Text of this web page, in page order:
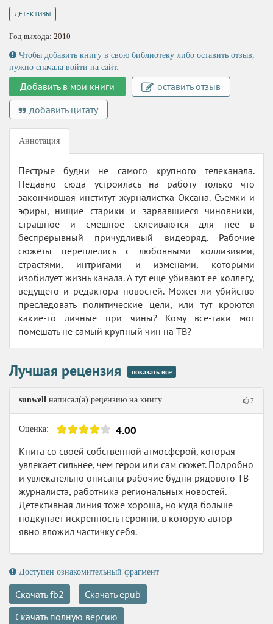
ДЕТЕКТИВЫ
Год выхода: 2010
Чтобы добавить книгу в свою библиотеку либо оставить отзыв,
нужно сначала войти на сайт.
Добавить в мои книги
оставить отзыв
добавить цитату
Аннотация
Пестрые будни не самого крупного телеканала.
Недавно сюда устроилась на работу только что
закончившая институт журналистка Оксана. Съемки и
эфиры, нищие старики и зарвавшиеся чиновники,
страшное и смешное склеиваются для нее в
беспрерывный причудливый видеоряд. Рабочие
сюжеты переплелись с любовными коллизиями,
страстями, интригами и изменами, которыми
изобилует жизнь канала. А тут еще убивают ее коллегу,
ведущего и редактора новостей. Может ли убийство
преследовать политические цели, или тут кроются
какие-то личные при чины? Кому все-таки мог
помешать не самый крупный чин на ТВ?
Лучшая рецензия показать все
sunwell написал(а) рецензию на книгу 7
Оценка: 4.00
Книга со своей собственной атмосферой, которая
увлекает сильнее, чем герои или сам сюжет. Подробно
и увлекательно описаны рабочие будни рядового ТВ-
журналиста, работника региональных новостей.
Детективная линия тоже хороша, но куда больше
подкупает искренность героини, в которую автор
явно вложил частичку себя.
Доступен ознакомительный фрагмент
Скачать fb2
Скачать epub
Скачать полную версию